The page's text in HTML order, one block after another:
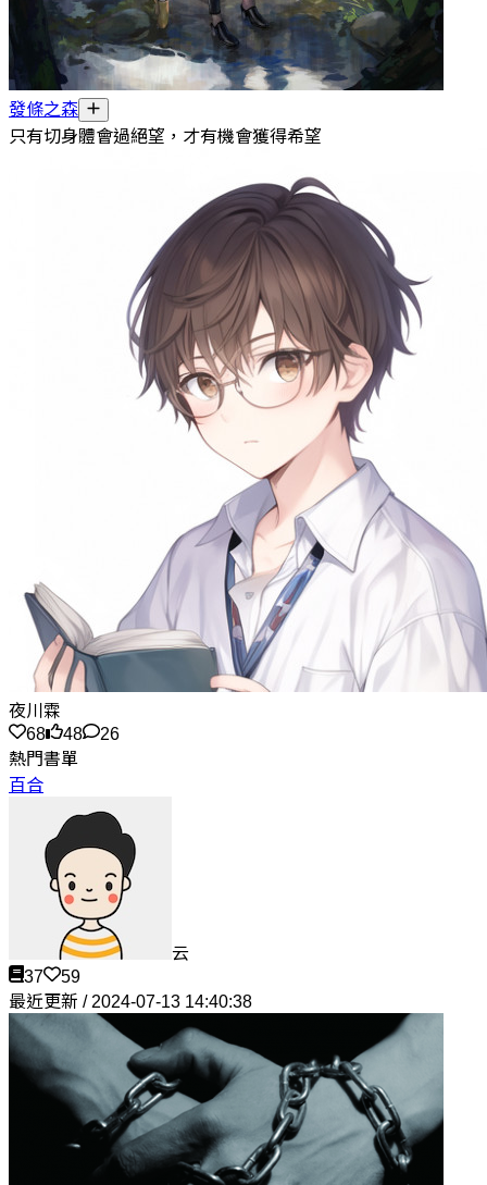
發條之森
只有切身體會過絕望，才有機會獲得希望
夜川霖
68
48
26
熱門書單
百合
云
37
59
最近更新 / 2024-07-13 14:40:38